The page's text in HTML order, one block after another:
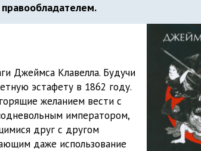
Джеймса Клавелла. Будучи
эстафету в 1862 году.
желанием вести с
императором,
друг с другом
даже использование